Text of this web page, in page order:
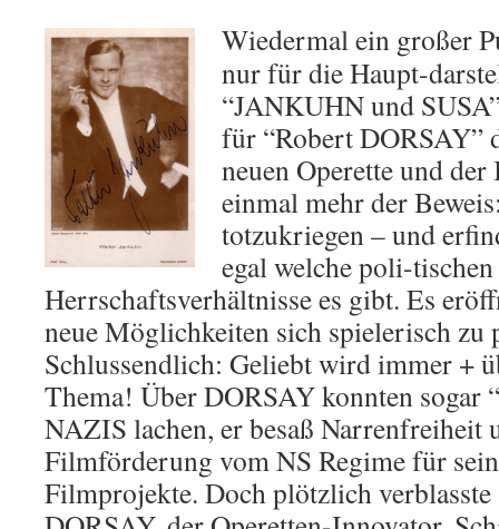
Wiedermal ein großer
nur für die Haupt-
“JANKUHN und
für “Robert DORSAY”
neuen Operette und
einmal mehr der
totzukriegen – und
egal welche poli-tischen
Herrschaftsverhältnisse es gibt. Es
neue Möglichkeiten sich spielerisch zu
Schlussendlich: Geliebt wird immer +
Thema! Über DORSAY konnten sogar
NAZIS lachen, er besaß Narrenfreiheit
Filmförderung vom NS Regime für
Filmprojekte. Doch plötzlich